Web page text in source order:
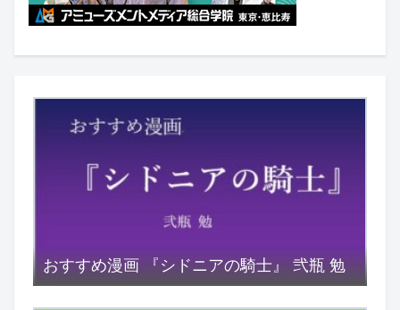
おすすめ漫画 『シドニアの騎士』 弐瓶 勉